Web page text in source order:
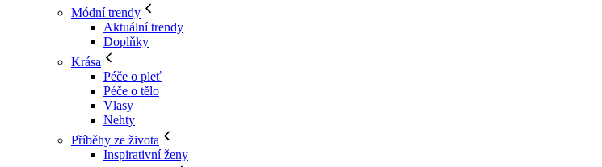
Módní trendy
Aktuální trendy
Doplňky
Krása
Péče o pleť
Péče o tělo
Vlasy
Nehty
Příběhy ze života
Inspirativní ženy